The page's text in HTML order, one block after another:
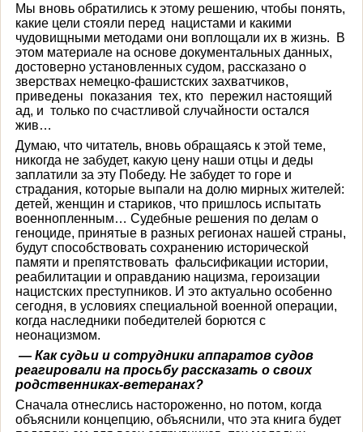
Мы вновь обратились к этому решению, чтобы понять,
какие цели стояли перед нацистами и какими
чудовищными методами они воплощали их в жизнь. В
этом материале на основе документальных данных,
достоверно установленных судом, рассказано о
зверствах немецко-фашистских захватчиков,
приведены показания тех, кто пережил настоящий
ад, и только по счастливой случайности остался
жив…
Думаю, что читатель, вновь обращаясь к этой теме,
никогда не забудет, какую цену наши отцы и деды
заплатили за эту Победу. Не забудет то горе и
страдания, которые выпали на долю мирных жителей:
детей, женщин и стариков, что пришлось испытать
военнопленным… Судебные решения по делам о
геноциде, принятые в разных регионах нашей страны,
будут способствовать сохранению исторической
памяти и препятствовать фальсификации истории,
реабилитации и оправданию нацизма, героизации
нацистских преступников. И это актуально особенно
сегодня, в условиях специальной военной операции,
когда наследники победителей борются с
неонацизмом.
— Как судьи и сотрудники аппаратов судов
реагировали на просьбу рассказать о своих
родственниках-ветеранах?
Сначала отнеслись настороженно, но потом, когда
объяснили концепцию, объяснили, что эта книга будет